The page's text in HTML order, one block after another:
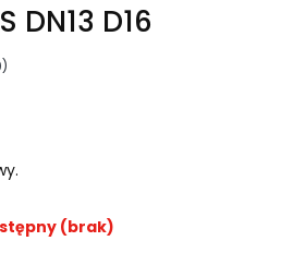
DN13 D16
(brak)